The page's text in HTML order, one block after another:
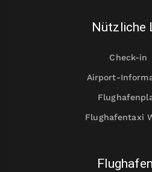
Nützliche
Check-in
Airport-
Flughafentaxi